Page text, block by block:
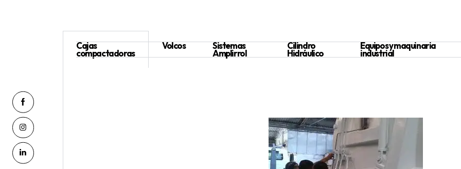
Cajas
compactadoras
Volcos Sistemas
Amplirrol
Cilindro
Hidráulico
Equipos y maquinaria
industrial